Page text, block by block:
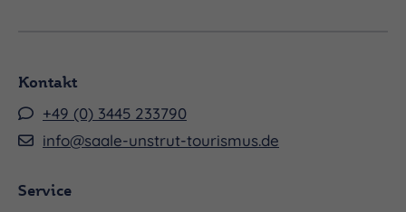
Kontakt
+49 (0) 3445 233790
info@saale-unstrut-tourismus.de
Service